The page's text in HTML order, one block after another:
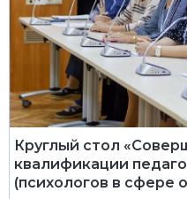
Круглый стол
квалификации
(психологов в сфере